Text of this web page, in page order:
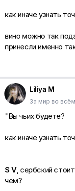
как иначе узнать
вино можно так
принесли именно
Liliya M
За мир во
"Вы чьих будете?
как иначе узнать
S V, сербский
чем?